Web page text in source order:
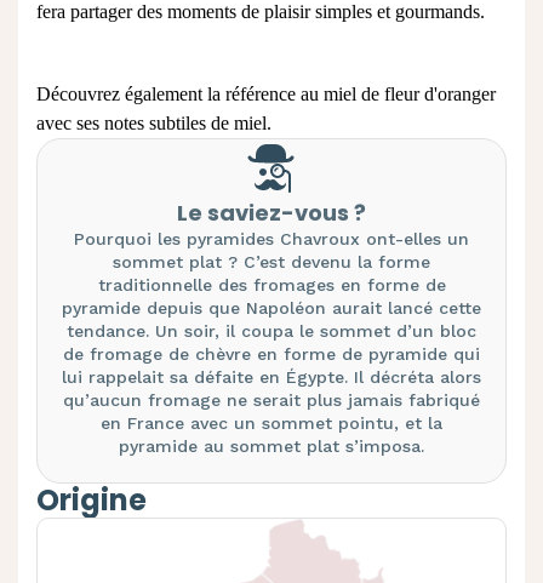
fera partager des moments de plaisir simples et gourmands.
Découvrez également la référence au miel de fleur d'oranger
avec ses notes subtiles de miel.
Le saviez-vous ?
Pourquoi les pyramides Chavroux ont-elles un
sommet plat ? C’est devenu la forme
traditionnelle des fromages en forme de
pyramide depuis que Napoléon aurait lancé cette
tendance. Un soir, il coupa le sommet d’un bloc
de fromage de chèvre en forme de pyramide qui
lui rappelait sa défaite en Égypte. Il décréta alors
qu’aucun fromage ne serait plus jamais fabriqué
en France avec un sommet pointu, et la
pyramide au sommet plat s’imposa.
Origine